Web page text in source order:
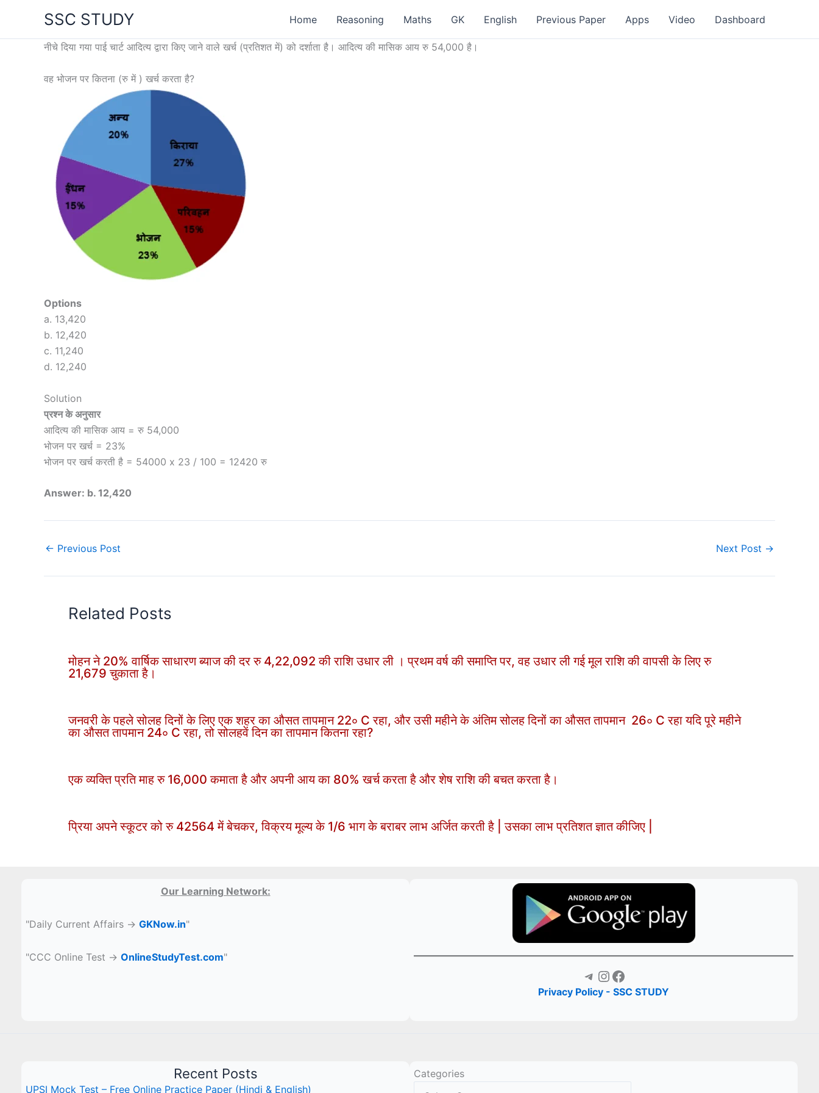
content
SSC STUDY Home Reasoning Maths GK English Previous Paper Apps Video Dashboard
नीचे दिया गया पाई चार्ट आदित्य द्वारा किए जाने वाले खर्च (प्रतिशत में) को दर्शाता है। आदित्य की मासिक आय रु 54,000 है।
वह भोजन पर कितना (रु में ) खर्च करता है?
Options
a. 13,420
b. 12,420
c. 11,240
d. 12,240
Solution
प्रश्न के अनुसार
आदित्य की मासिक आय = रु 54,000
भोजन पर खर्च = 23%
भोजन पर खर्च करती है = 54000 x 23 / 100 = 12420 रु
Answer: b. 12,420
← Previous Post Next Post →
Related Posts
मोहन ने 20% वार्षिक साधारण ब्याज की दर रु 4,22,092 की राशि उधार ली । प्रथम वर्ष की समाप्ति पर, वह उधार ली गई मूल राशि की वापसी के लिए रु
21,679 चुकाता है।
जनवरी के पहले सोलह दिनों के लिए एक शहर का औसत तापमान 22∘ C रहा, और उसी महीने के अंतिम सोलह दिनों का औसत तापमान 26∘ C रहा यदि पूरे महीने
का औसत तापमान 24∘ C रहा, तो सोलहवें दिन का तापमान कितना रहा?
एक व्यक्ति प्रति माह रु 16,000 कमाता है और अपनी आय का 80% खर्च करता है और शेष राशि की बचत करता है।
प्रिया अपने स्कूटर को रु 42564 में बेचकर, विक्रय मूल्य के 1/6 भाग के बराबर लाभ अर्जित करती है | उसका लाभ प्रतिशत ज्ञात कीजिए |
Our Learning Network:
"Daily Current Affairs →GKNow.in"
"CCC Online Test →OnlineStudyTest.com"
Telegram Instagram Facebook
Privacy Policy - SSC STUDY
Recent Posts
UPSI Mock Test – Free Online Practice Paper (Hindi & English)
Categories